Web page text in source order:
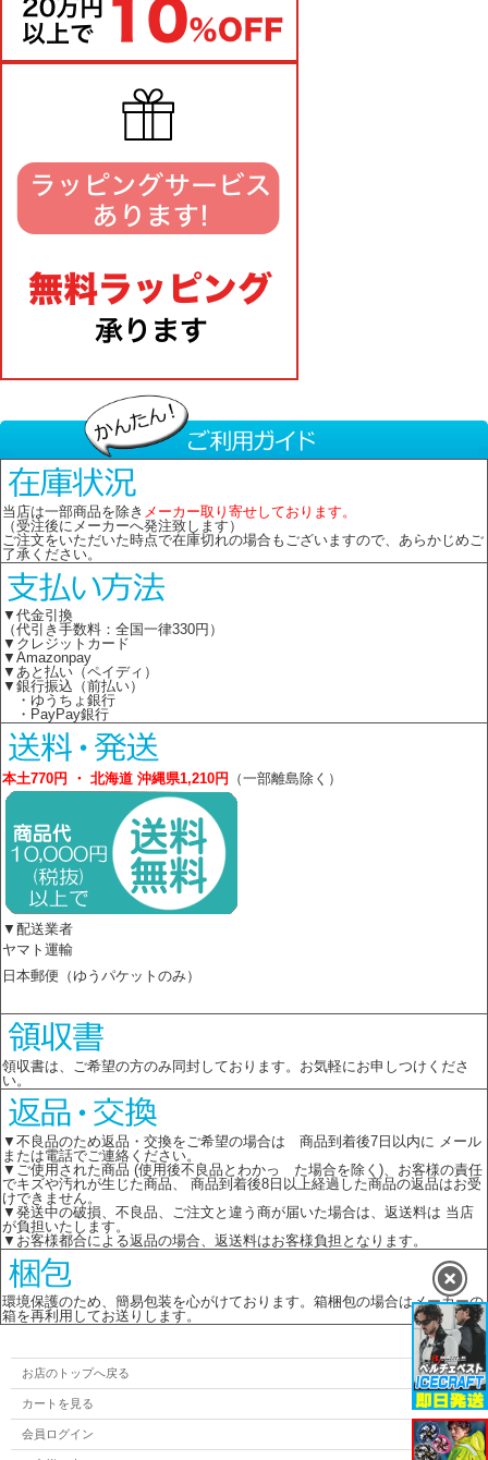
当店は一部商品を除き メーカー取り寄せしております。
（受注後にメーカーへ発注致します）
ご注文をいただいた時点で在庫切れの場合もございますので、あらかじめご
了承ください。
▼代金引換
（代引き手数料：全国一律330円）
▼クレジットカード
▼Amazonpay
▼あと払い（ペイディ）
▼銀行振込（前払い）
・ゆうちょ銀行
・PayPay銀行
本土770円 ・ 北海道 沖縄県1,210円 （一部離島除く）
▼配送業者
ヤマト運輸
日本郵便（ゆうパケットのみ）
領収書は、ご希望の方のみ同封しております。お気軽にお申しつけくださ
い。
▼不良品のため返品・交換をご希望の場合は 商品到着後7日以内に メール
または電話でご連絡ください。
▼ご使用された商品 (使用後不良品とわかっ た場合を除く)、お客様の責任
でキズや汚れが生じた商品、 商品到着後8日以上経過した商品の返品はお受
けできません。
▼発送中の破損、不良品、ご注文と違う商が届いた場合は、返送料は 当店
が負担いたします。
▼お客様都合による返品の場合、返送料はお客様負担となります。
環境保護のため、簡易包装を心がけております。箱梱包の場合はメーカーの
箱を再利用してお送りします。
お店のトップへ戻る
カートを見る
会員ログイン